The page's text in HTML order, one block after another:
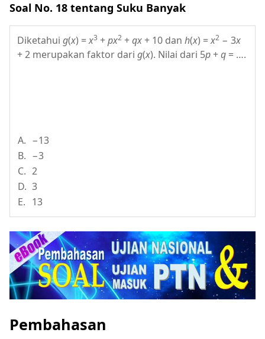
Soal No. 18 tentang Suku Banyak
Diketahui g(x) =x3 +px2 +qx+ 10 dan h(x) =x2 − 3x
+ 2 merupakan faktor dari g(x). Nilai dari 5p+q = ….
A. −13
B. −3
C. 2
D. 3
E. 13
Pembahasan